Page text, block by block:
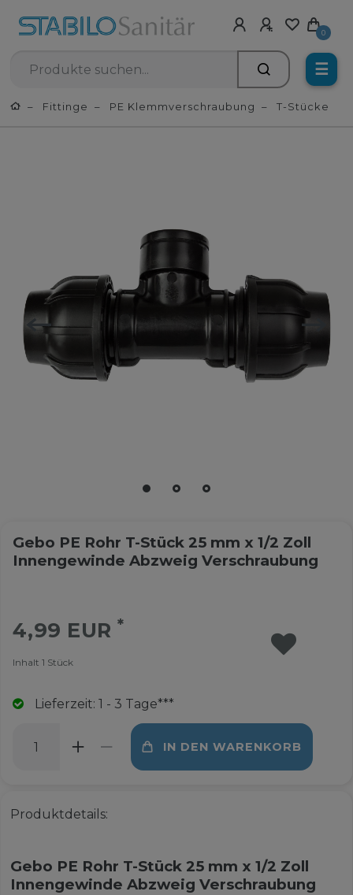
0
☰
Fittinge PE Klemmverschraubung T-Stücke
Gebo PE Rohr T-Stück 25 mm x 1/2 Zoll
Innengewinde Abzweig Verschraubung
4,99 EUR*
Inhalt 1 Stück
Lieferzeit: 1 - 3 Tage***
IN DEN WARENKORB
Produktdetails:
Gebo PE Rohr T-Stück 25 mm x 1/2 Zoll
Innengewinde Abzweig Verschraubung